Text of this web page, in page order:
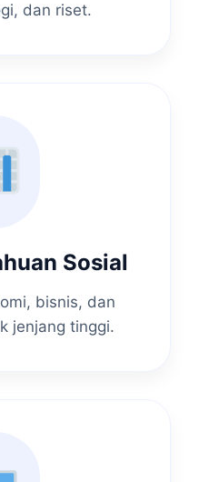
dan riset.
Sosial
bisnis, dan
jenjang tinggi.